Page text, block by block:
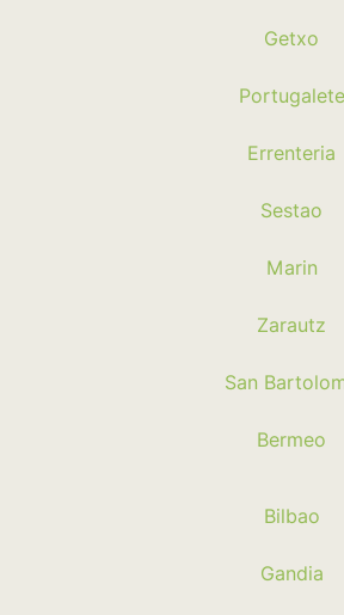
Getxo
Portugalete
Errenteria
Sestao
Marin
Zarautz
San
Bermeo
Bilbao
Gandia